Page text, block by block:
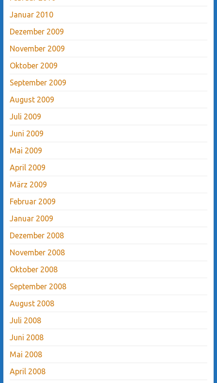
Januar 2010
Dezember 2009
November 2009
Oktober 2009
September 2009
August 2009
Juli 2009
Juni 2009
Mai 2009
April 2009
März 2009
Februar 2009
Januar 2009
Dezember 2008
November 2008
Oktober 2008
September 2008
August 2008
Juli 2008
Juni 2008
Mai 2008
April 2008